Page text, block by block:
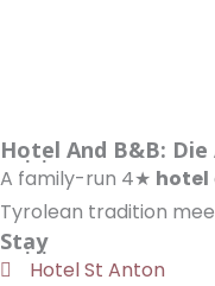
Hotel And B&B:
A family-run 4★ hotel
Tyrolean tradition
Stay
Hotel St Anton